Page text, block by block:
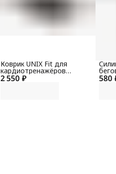
2 550 ₽
Коврик UNIX Fit для
кардиотренажёров
130x90x0,6 см 580